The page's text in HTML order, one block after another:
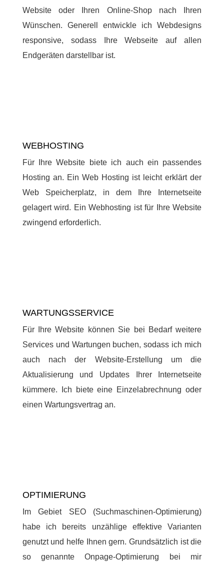
Website oder Ihren Online-Shop nach Ihren
Wünschen. Generell entwickle ich Webdesigns
responsive, sodass Ihre Webseite auf allen
Endgeräten darstellbar ist.
WEBHOSTING
Für Ihre Website biete ich auch ein passendes
Hosting an. Ein Web Hosting ist leicht erklärt der
Web Speicherplatz, in dem Ihre Internetseite
gelagert wird. Ein Webhosting ist für Ihre Website
zwingend erforderlich.
WARTUNGSSERVICE
Für Ihre Website können Sie bei Bedarf weitere
Services und Wartungen buchen, sodass ich mich
auch nach der Website-Erstellung um die
Aktualisierung und Updates Ihrer Internetseite
kümmere. Ich biete eine Einzelabrechnung oder
einen Wartungsvertrag an.
OPTIMIERUNG
Im Gebiet SEO (Suchmaschinen-Optimierung)
habe ich bereits unzählige effektive Varianten
genutzt und helfe Ihnen gern. Grundsätzlich ist die
so genannte Onpage-Optimierung bei mir